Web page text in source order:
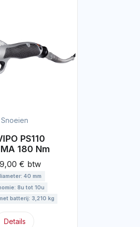
Snoeien
PS110
180 Nm
€ btw
40 mm
8u tot 10u
batterij: 3,210 kg
Details